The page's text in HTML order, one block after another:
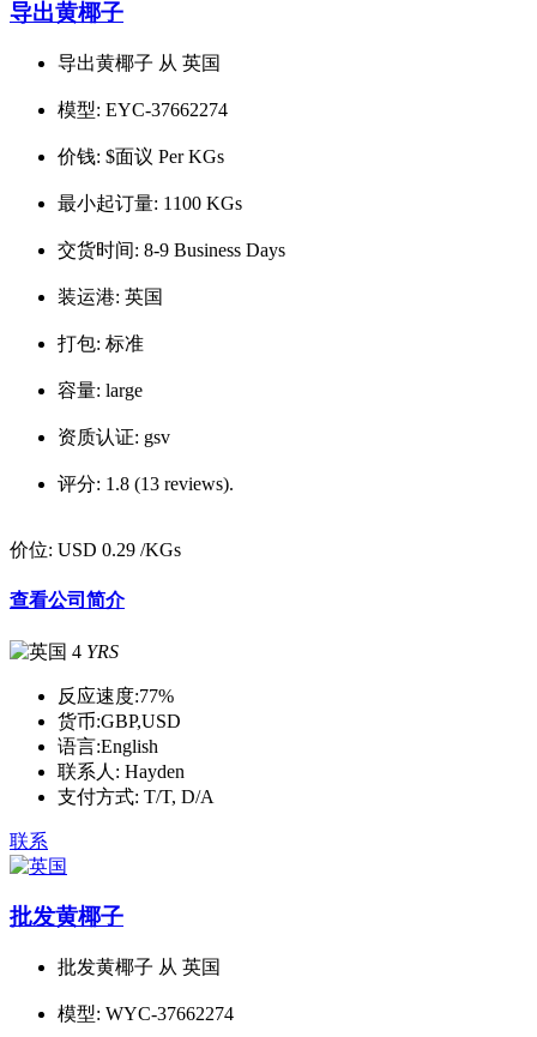
导出黄椰子
导出黄椰子 从 英国
模型: EYC-37662274
价钱: $面议 Per KGs
最小起订量: 1100 KGs
交货时间: 8-9 Business Days
装运港: 英国
打包: 标准
容量: large
资质认证: gsv
评分: 1.8 (13 reviews).
价位: USD 0.29 /KGs
查看公司简介
4 YRS
反应速度:77%
货币:GBP,USD
语言:English
联系人: Hayden
支付方式: T/T, D/A
联系
批发黄椰子
批发黄椰子 从 英国
模型: WYC-37662274